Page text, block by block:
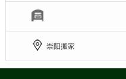
崇阳搬家